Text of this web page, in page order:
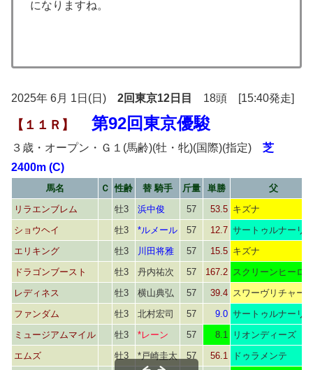
になりますね。
2025年 6月 1日(日) 2回東京12日目 18頭 [15:40発走]
【１１Ｒ】 第92回東京優駿
３歳・オープン・Ｇ１(馬齢)(牡・牝)(国際)(指定) 芝
2400m (C)
馬名 Ｃ 性齢 替 騎手 斤量 単勝
父
リラエンブレム
牡3 浜中俊 57 53.5 キズナ
ショウヘイ
牡3 *ルメール 57 12.7 サートゥルナーリ
エリキング
牡3 川田将雅 57 15.5 キズナ
ドラゴンブースト
牡3 丹内祐次 57 167.2 スクリーンヒーロ
レディネス
牡3 横山典弘 57 39.4 スワーヴリチャー
ファンダム
牡3 北村宏司 57 9.0 サートゥルナーリ
ミュージアムマイル
牡3 *レーン 57 8.1
リオンディーズ
エムズ
牡3 *戸崎圭太 57 56.1
ドゥラメンテ